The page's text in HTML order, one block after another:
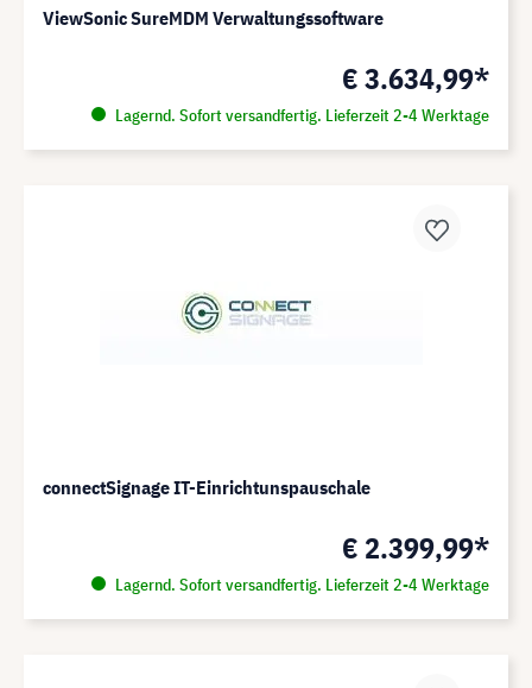
ViewSonic SureMDM Verwaltungssoftware
€ 3.634,99*
Lagernd. Sofort versandfertig. Lieferzeit 2-4 Werktage
connectSignage IT-Einrichtunspauschale
€ 2.399,99*
Lagernd. Sofort versandfertig. Lieferzeit 2-4 Werktage